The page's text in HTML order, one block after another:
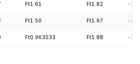
Ft1.61 Ft1.82 -
Ft1.50 Ft1.97 -
Ft0.963533 Ft1.88 -